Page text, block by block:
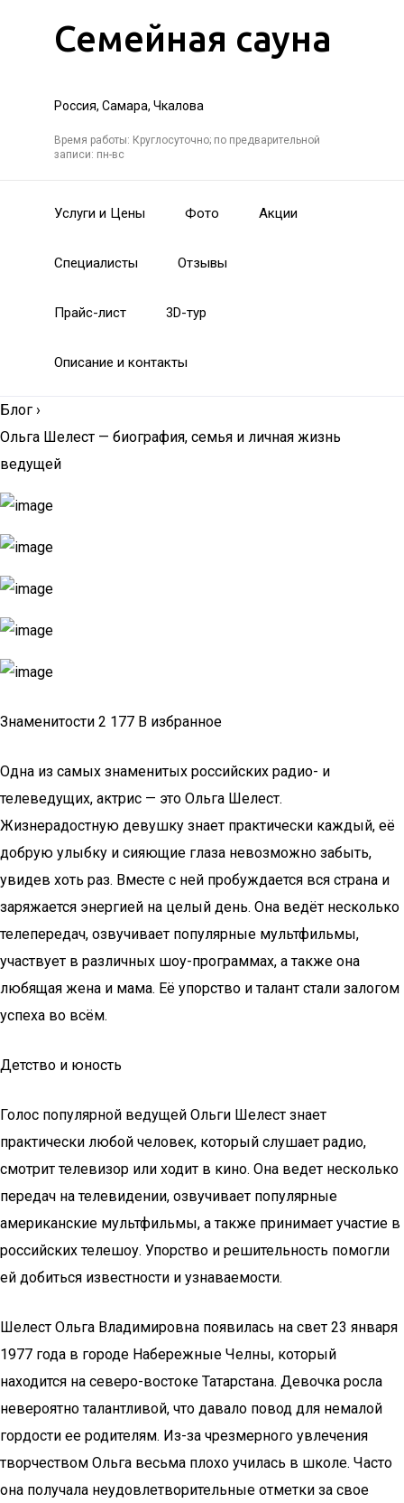
Семейная сауна
Россия, Самара, Чкалова
Время работы: Круглосуточно; по предварительной
записи: пн-вс
Услуги и Цены Фото Акции
Специалисты Отзывы
Прайс-лист 3D-тур
Описание и контакты
Блог ›
Ольга Шелест — биография, семья и личная жизнь
ведущей
Знаменитости 2 177 В избранное
Одна из самых знаменитых российских радио- и
телеведущих, актрис — это Ольга Шелест.
Жизнерадостную девушку знает практически каждый, её
добрую улыбку и сияющие глаза невозможно забыть,
увидев хоть раз. Вместе с ней пробуждается вся страна и
заряжается энергией на целый день. Она ведёт несколько
телепередач, озвучивает популярные мультфильмы,
участвует в различных шоу-программах, а также она
любящая жена и мама. Её упорство и талант стали залогом
успеха во всём.
Детство и юность
Голос популярной ведущей Ольги Шелест знает
практически любой человек, который слушает радио,
смотрит телевизор или ходит в кино. Она ведет несколько
передач на телевидении, озвучивает популярные
американские мультфильмы, а также принимает участие в
российских телешоу. Упорство и решительность помогли
ей добиться известности и узнаваемости.
Шелест Ольга Владимировна появилась на свет 23 января
1977 года в городе Набережные Челны, который
находится на северо-востоке Татарстана. Девочка росла
невероятно талантливой, что давало повод для немалой
гордости ее родителям. Из-за чрезмерного увлечения
творчеством Ольга весьма плохо училась в школе. Часто
она получала неудовлетворительные отметки за свое